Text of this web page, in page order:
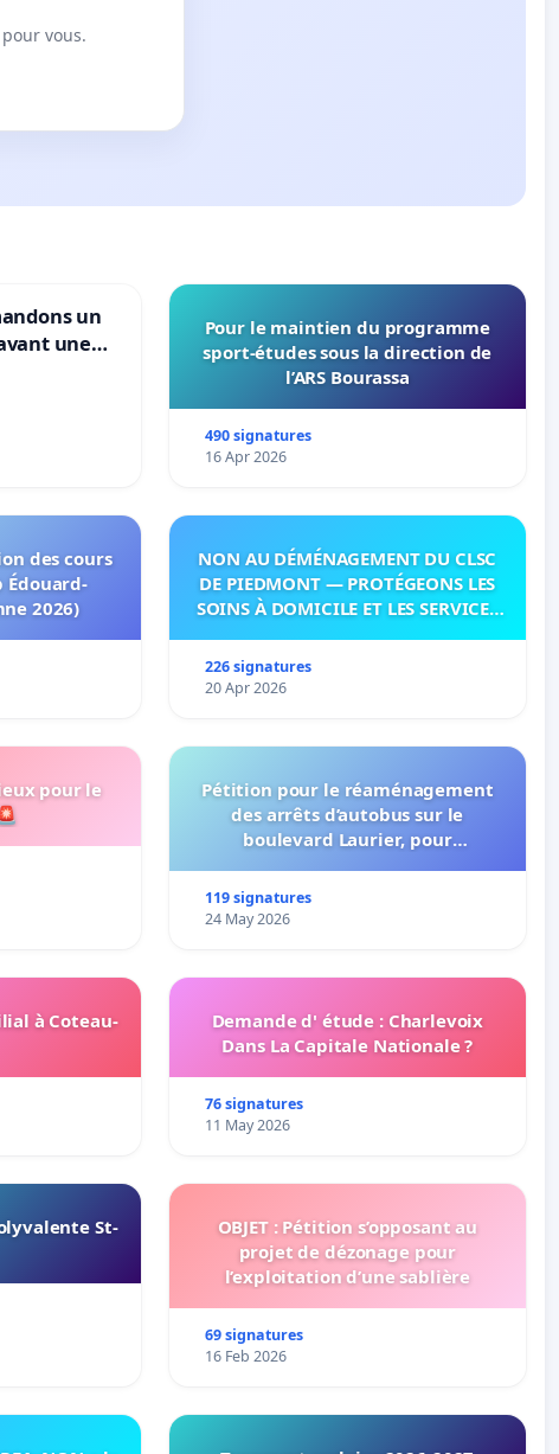
vous.
un
une
de
Pour le maintien du programme
sport-études sous la direction de
l’ARS Bourassa
490 signatures
16 Apr 2026
des cours
Édouard-
2026)
NON AU DÉMÉNAGEMENT DU CLSC
DE PIEDMONT — PROTÉGEONS LES
SOINS À DOMICILE ET LES SERVICES
226 signatures
20 Apr 2026
pour le
Pétition pour le réaménagement
des arrêts d’autobus sur le
boulevard Laurier, pour
connexion 805-802 à établir
119 signatures
24 May 2026
à Coteau-
Demande d' étude : Charlevoix
Dans La Capitale Nationale ?
76 signatures
11 May 2026
St-
OBJET : Pétition s’opposant au
projet de dézonage pour
l’exploitation d’une sablière
69 signatures
16 Feb 2026